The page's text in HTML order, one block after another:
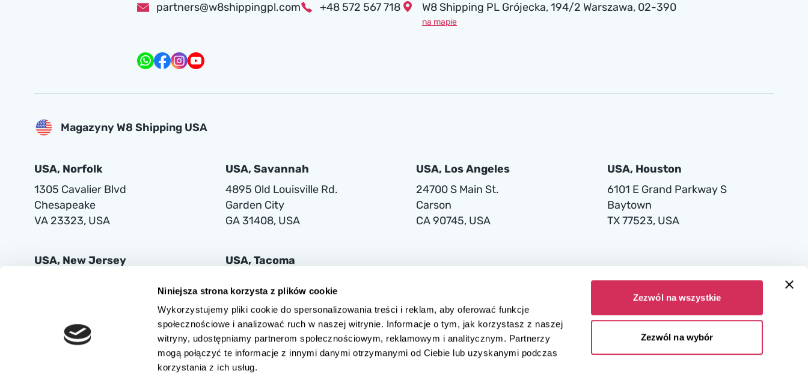
Niniejsza strona korzysta z plików cookie
Wykorzystujemy pliki cookie do spersonalizowania treści i reklam, aby oferować funkcje
społecznościowe i analizować ruch w naszej witrynie. Informacje o tym, jak korzystasz z naszej
witryny, udostępniamy partnerom społecznościowym, reklamowym i analitycznym. Partnerzy
mogą połączyć te informacje z innymi danymi otrzymanymi od Ciebie lub uzyskanymi podczas
korzystania z ich usług.
Zezwól na wszystkie
Zezwól na wybór
partners@w8shippingpl.com +48 572 567 718 W8 Shipping PL Grójecka , 194/2 Warszawa, 02-390
na mapie
Magazyny W8 Shipping USA
USA, Norfolk
1305 Cavalier Blvd
Chesapeake
VA 23323, USA
USA, Savannah
4895 Old Louisville Rd.
Garden City
GA 31408, USA
USA, Los Angeles
24700 S Main St.
Carson
CA 90745, USA
USA, Houston
6101 E Grand Parkway S
Baytown
TX 77523, USA
USA, New Jersey
USA, Tacoma
Tacoma
WA 98421